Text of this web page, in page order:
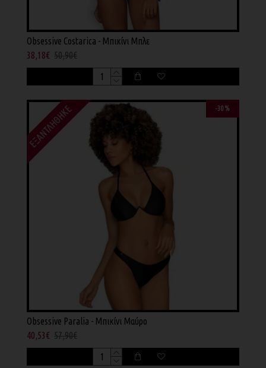
Obsessive Costarica - Μπικίνι Μπλε
38,18€ 50,90€
-30 %
ΕΞΑΝΤΛΉΘΗΚΕ
Obsessive Paralia - Μπικίνι Μαύρο
40,53€ 57,90€